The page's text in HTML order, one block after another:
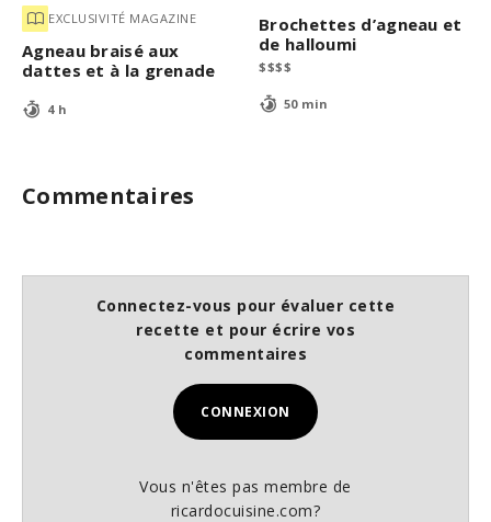
EXCLUSIVITÉ MAGAZINE
Agneau braisé aux
dattes et à la grenade
4 h
Brochettes d’agneau et
de halloumi
$$$$
50 min
Commentaires
Connectez-vous pour évaluer cette
recette et pour écrire vos
commentaires
CONNEXION
Vous n'êtes pas membre de
ricardocuisine.com?